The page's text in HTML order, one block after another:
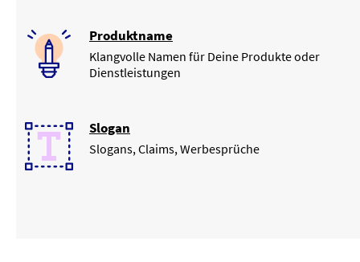
Produktname
Klangvolle Namen für Deine Produkte oder
Dienstleistungen
Slogan
Slogans, Claims, Werbesprüche